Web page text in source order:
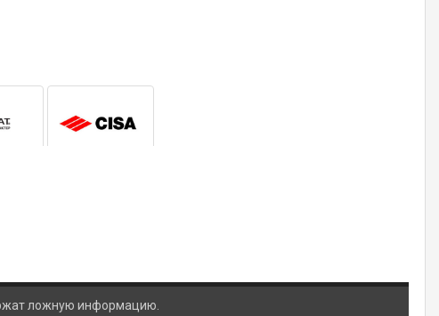
ложную информацию.